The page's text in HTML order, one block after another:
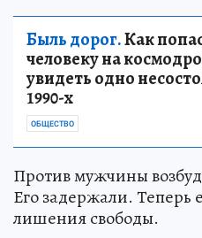
Быль дорог.Как
человеку на
увидеть одно
1990-х
ОБЩЕСТВО
Против мужчины
Его задержали. Теперь
лишения свободы.